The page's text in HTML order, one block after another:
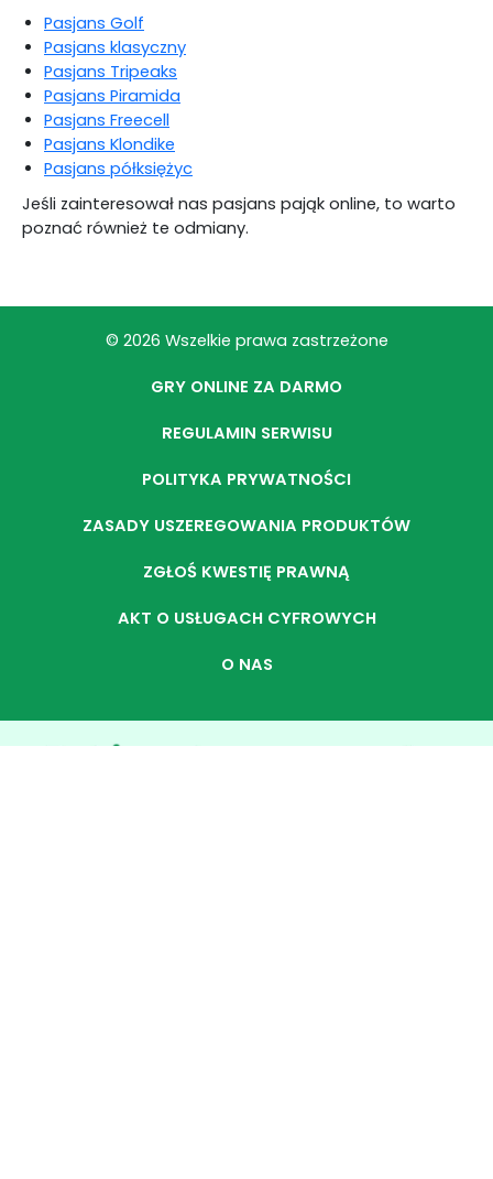
Pasjans Golf
Pasjans klasyczny
Pasjans Tripeaks
Pasjans Piramida
Pasjans Freecell
Pasjans Klondike
Pasjans półksiężyc
Jeśli zainteresował nas pasjans pająk online, to warto
poznać również te odmiany.
© 2026 Wszelkie prawa zastrzeżone
GRY ONLINE ZA DARMO
REGULAMIN SERWISU
POLITYKA PRYWATNOŚCI
ZASADY USZEREGOWANIA PRODUKTÓW
ZGŁOŚ KWESTIĘ PRAWNĄ
AKT O USŁUGACH CYFROWYCH
O NAS